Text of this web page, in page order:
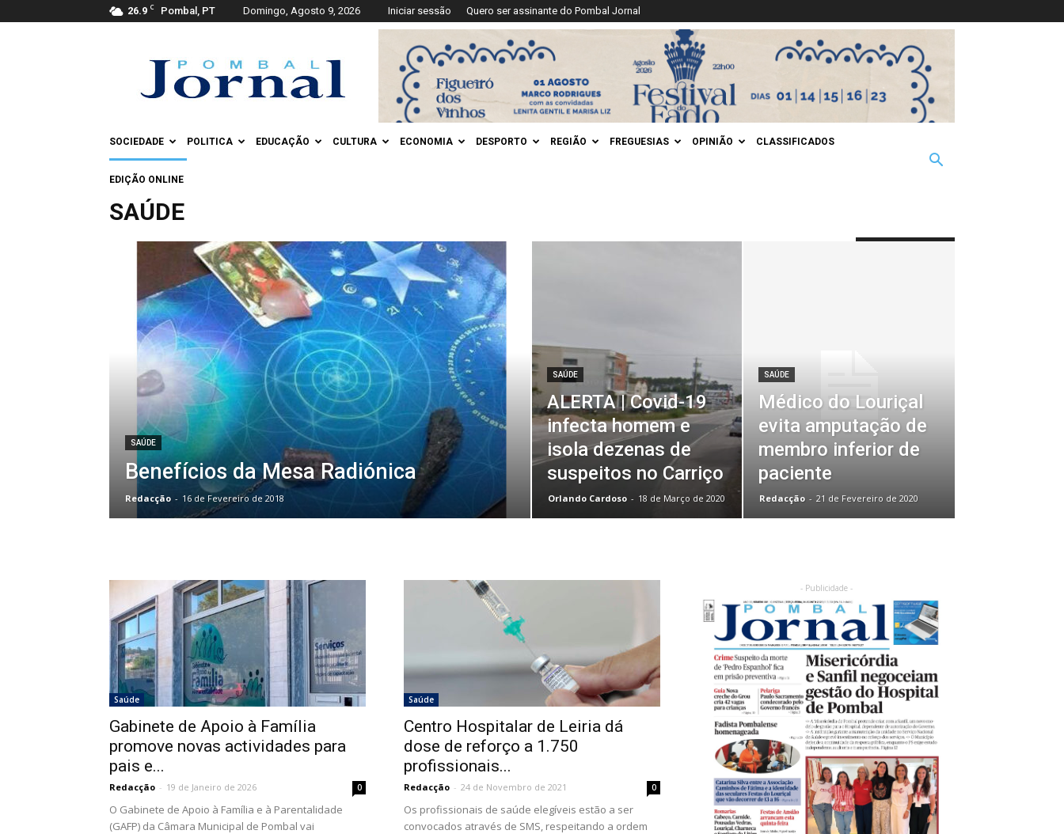
26.9 C Pombal, PT Domingo, Agosto 9, 2026 Iniciar sessão Quero ser assinante do Pombal Jornal
Jornal
SOCIEDADE POLITICA EDUCAÇÃO CULTURA ECONOMIA DESPORTO REGIÃO FREGUESIAS OPINIÃO CLASSIFICADOS
EDIÇÃO ONLINE
SAÚDE
SAÚDE
Benefícios da Mesa Radiónica
Redacção - 16 de Fevereiro de 2018
SAÚDE
ALERTA | Covid-19
infecta homem e
isola dezenas de
suspeitos no Carriço
Orlando Cardoso - 18 de Março de 2020
SAÚDE
Médico do Louriçal
evita amputação de
membro inferior de
paciente
Redacção - 21 de Fevereiro de 2020
Saúde
Gabinete de Apoio à Família
promove novas actividades para
pais e...
Redacção - 19 de Janeiro de 2026 0
O Gabinete de Apoio à Família e à Parentalidade
(GAFP) da Câmara Municipal de Pombal vai
Saúde
Centro Hospitalar de Leiria dá
dose de reforço a 1.750
profissionais...
Redacção - 24 de Novembro de 2021 0
Os profissionais de saúde elegíveis estão a ser
convocados através de SMS, respeitando a ordem
- Publicidade -